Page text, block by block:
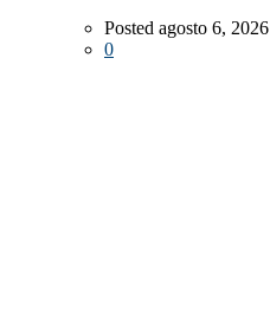
Posted agosto 6, 2026
0